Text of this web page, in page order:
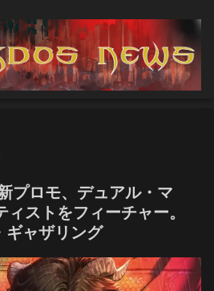
プロモ、デュアル・マ
ィストをフィーチャー。
ギャザリング